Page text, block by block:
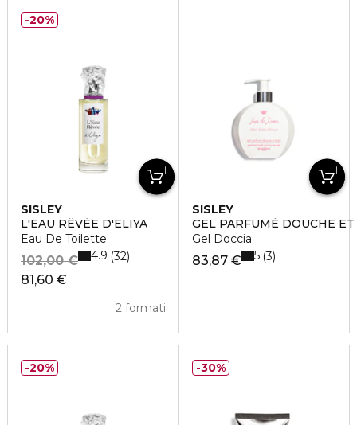
SISLEY
L'EAU RÊVÉE D'ELIYA
Eau De Toilette
81,60 €
102,00 €
2 formati
4.9 32
20%
SISLEY
GEL PARFUMÈ DOUCHE
Gel Doccia
83,87 € 5 3
20% 30%